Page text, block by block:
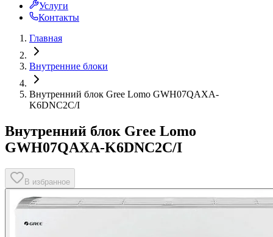
Услуги
Контакты
Главная
Внутренние блоки
Внутренний блок Gree Lomo GWH07QAXA-
K6DNC2C/I
Внутренний блок Gree Lomo
GWH07QAXA-K6DNC2C/I
В избранное